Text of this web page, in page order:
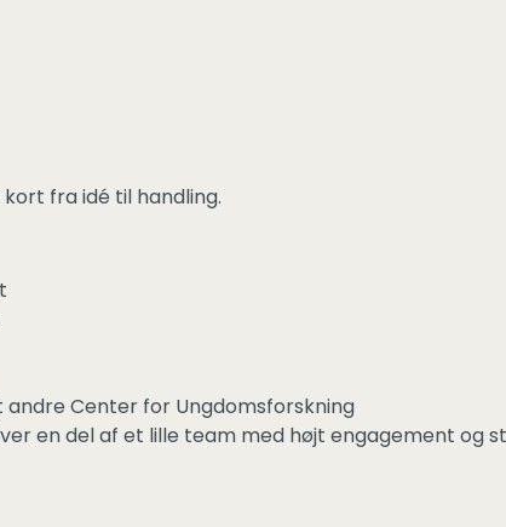
fra idé til handling.
Center for Ungdomsforskning
en del af et lille team med højt engagement og